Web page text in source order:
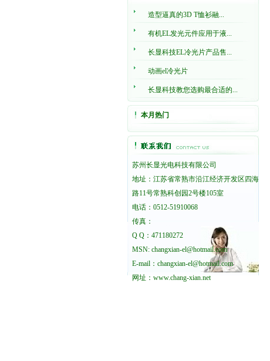
造型逼真的3D T恤衫融...
有机EL发光元件应用于液...
长显科技EL冷光片产品售...
动画el冷光片
长显科技教您选购最合适的...
本月热门
苏州长显光电科技有限公司
地址：江苏省常熟市沿江经济开发区四海
路11号常熟科创园2号楼105室
电话：0512-51910068
传真：
Q Q：471180272
MSN: changxian-el@hotmail.com
E-mail：changxian-el@hotmail.com
网址： www.chang-xian.net